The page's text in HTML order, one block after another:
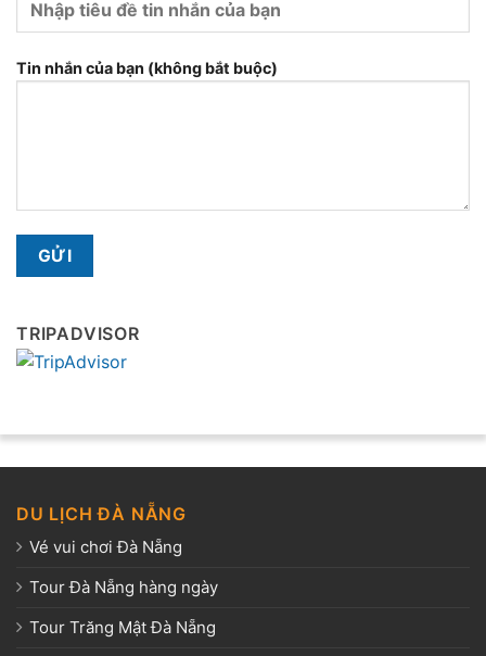
Tin nhắn của bạn (không bắt buộc)
TRIPADVISOR
DU LỊCH ĐÀ NẴNG
Vé vui chơi Đà Nẵng
Tour Đà Nẵng hàng ngày
Tour Trăng Mật Đà Nẵng